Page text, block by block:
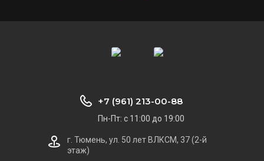
+7 (961) 213-00-88
Пн-Пт: с 11:00 до 19:00
г. Тюмень, ул. 50 лет ВЛКСМ, 37 (2-й
этаж)